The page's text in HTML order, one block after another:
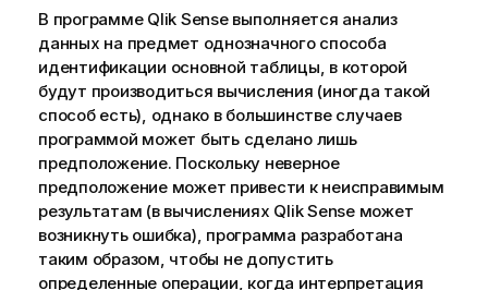
В программе Qlik Senseвыполняется анализ
данных на предмет однозначного способа
идентификации основной таблицы, в которой
будут производиться вычисления (иногда такой
способ есть), однако в большинстве случаев
программой может быть сделано лишь
предположение. Поскольку неверное
предположение может привести к неисправимым
результатам (в вычислениях Qlik Senseможет
возникнуть ошибка), программа разработана
таким образом, чтобы не допустить
определенные операции, когда интерпретация